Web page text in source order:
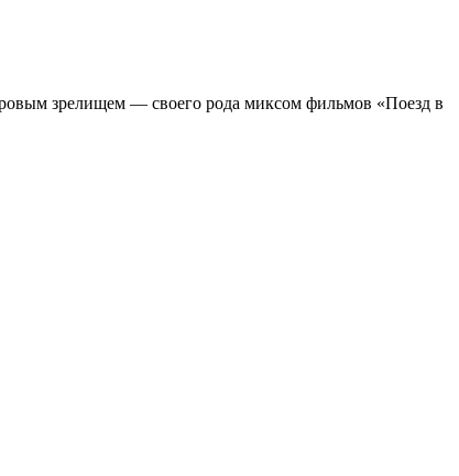
зрелищeм — своего рода миксом фильмов «Поезд в